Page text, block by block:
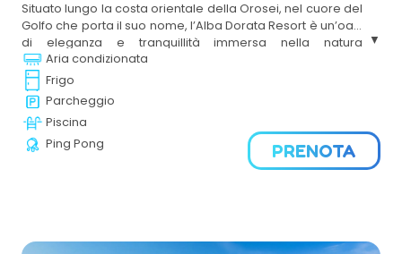
Situato lungo la costa orientale della Orosei, nel cuore del
Golfo che porta il suo nome, l’Alba Dorata Resort è un’oasi
di eleganza e tranquillità immersa nella natura
incontaminata della Sardegna. Circondato da macchia
mediterranea profumata e affacciato su un mare
cristallino, il resort offre un perfetto equilibrio tra comfort
moderno e autenticità del territorio.
Aria condizionata
Frigo
Parcheggio
Piscina
Ping Pong
PRENOTA